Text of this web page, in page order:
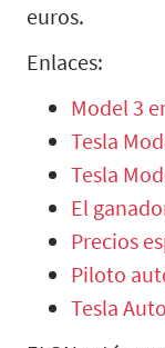
euros.
Enlaces:
Model 3
Tesla
Tesla
El
Precios
Piloto
Tesla